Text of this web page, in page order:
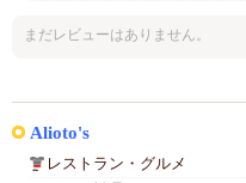
まだレビューはありません。
Alioto's
レストラン・グルメ